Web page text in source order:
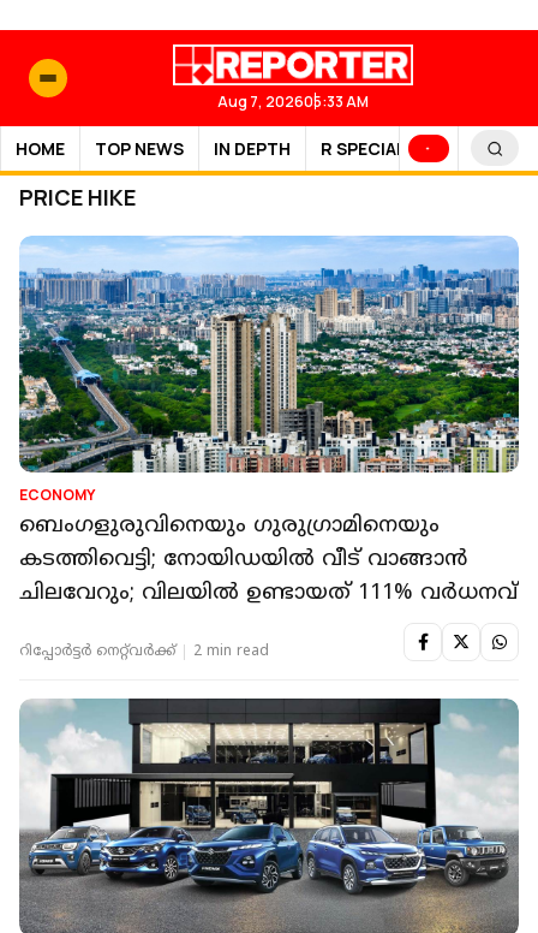
Aug 7, 202605:33 AM
HOME TOP NEWS IN DEPTH R SPECIAL SPORTS
PRICE HIKE
ECONOMY
ബെംഗളുരുവിനെയും ഗുരുഗ്രാമിനെയും
കടത്തിവെട്ടി; നോയിഡയിൽ വീട് വാങ്ങാൻ
ചിലവേറും; വിലയിൽ ഉണ്ടായത് 111% വർധനവ്
റിപ്പോർട്ടർ നെറ്റ്‌വര്‍ക്ക്‌ 2 min read